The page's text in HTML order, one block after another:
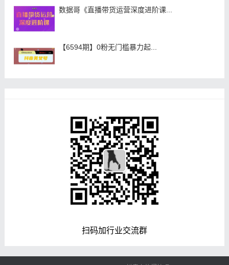
数据哥《直播带货运营深度进阶课...
【6594期】0粉无门槛暴力起...
扫码加行业交流群